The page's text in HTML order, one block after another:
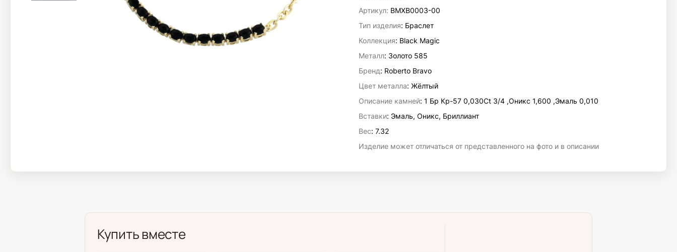
Артикул: BMXB0003-00
Тип изделия: Браслет
Коллекция: Black Magic
Металл: Золото 585
Бренд: Roberto Bravo
Цвет металла: Жёлтый
Описание камней: 1 Бр Кр-57 0,030Ct 3/4 ,Оникс 1,600 ,Эмаль 0,010
Вставки: Эмаль, Оникс, Бриллиант
Вес: 7.32
Изделие может отличаться от представленного на фото и в описании
Купить вместе